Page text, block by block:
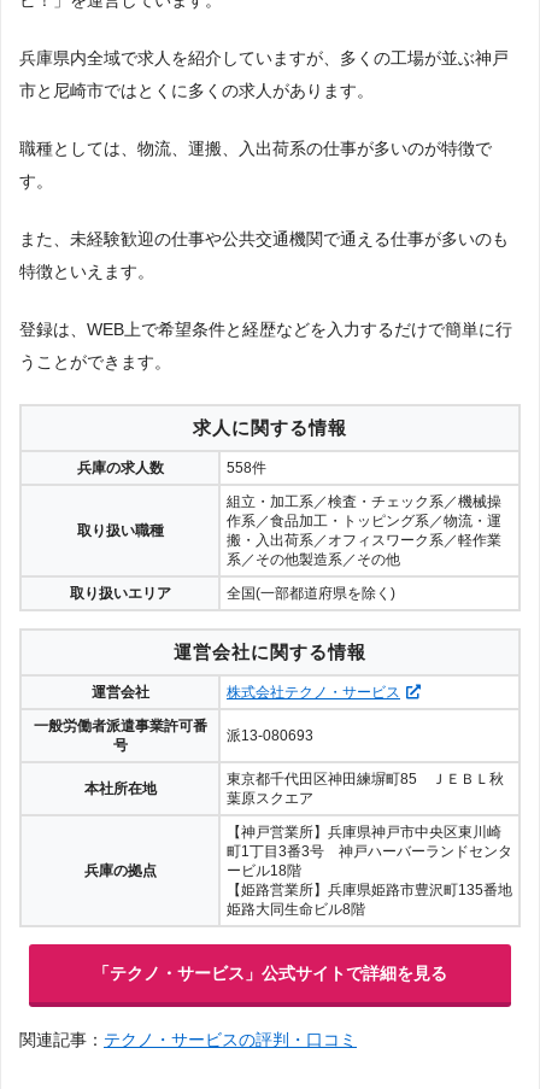
兵庫県内全域で求人を紹介していますが、多くの工場が並ぶ神戸
市と尼崎市ではとくに多くの求人があります。
職種としては、物流、運搬、入出荷系の仕事が多いのが特徴で
す。
また、未経験歓迎の仕事や公共交通機関で通える仕事が多いのも
特徴といえます。
登録は、WEB上で希望条件と経歴などを入力するだけで簡単に行
うことができます。
求人に関する情報
兵庫の求人数 558件
取り扱い職種
組立・加工系／検査・チェック系／機械操
作系／食品加工・トッピング系／物流・運
搬・入出荷系／オフィスワーク系／軽作業
系／その他製造系／その他
取り扱いエリア
全国(一部都道府県を除く)
運営会社に関する情報
運営会社
株式会社テクノ・サービス
一般労働者派遣事業許可番
号
派13-080693
本社所在地
東京都千代田区神田練塀町85 ＪＥＢＬ秋
葉原スクエア
兵庫の拠点
【神戸営業所】兵庫県神戸市中央区東川崎
町1丁目3番3号 神戸ハーバーランドセンタ
ービル18階
【姫路営業所】兵庫県姫路市豊沢町135番地
姫路大同生命ビル8階
「テクノ・サービス」公式サイトで詳細を見る
関連記事： テクノ・サービスの評判・口コミ